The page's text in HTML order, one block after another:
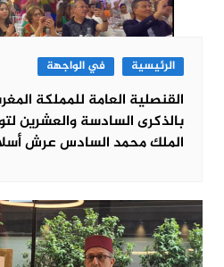
الرئيسية في الواجهة
القنصلية العامة للمملكة
بالذكرى السادسة والعشرين
الملك محمد السادس عرش